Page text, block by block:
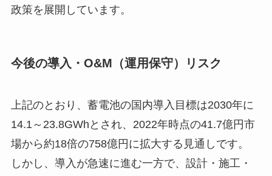
政策を展開しています。
今後の導入・O&M（運用保守）リスク
上記のとおり、蓄電池の国内導入目標は2030年に
14.1～23.8GWhとされ、2022年時点の41.7億円市
場から約18倍の758億円に拡大する見通しです。
しかし、導入が急速に進む一方で、設計・施工・